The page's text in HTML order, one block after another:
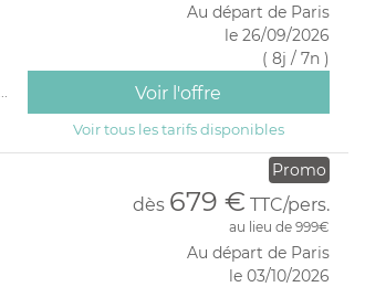
Au départ de Paris
le 26/09/2026
( 8j / 7n )
Voir l'offre
Voir tous les tarifs disponibles
Promo
dès 679 € TTC/pers.
au lieu de 999€
Au départ de Paris
le 03/10/2026